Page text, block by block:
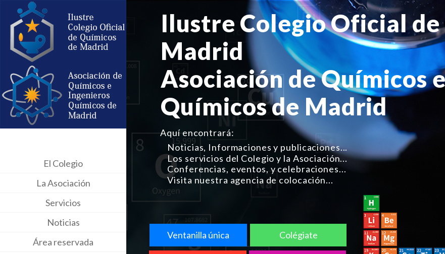
El Colegio
La Asociación
Servicios
Noticias
Área reservada
Ilustre Colegio Oficial
Madrid
Asociación de Químicos
Químicos de Madrid
Noticias, Informaciones y publicaciones...
Los servicios del Colegio y la Asociación...
Visita nuestra agencia de colocación...
Aquí encontrará:
Ventanilla única
Conferencias, eventos, y celebraciones...
Colégiate